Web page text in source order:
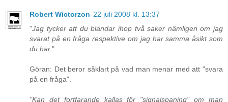
Robert Wictorzon 22 juli 2008 kl. 13:37
"Jag tycker att du blandar ihop två saker nämligen om jag
svarat på en fråga respektive om jag har samma åsikt som
du har."
Göran: Det beror såklart på vad man menar med att "svara
på en fråga".
"Kan det fortfarande kallas för "signalspaning" om man